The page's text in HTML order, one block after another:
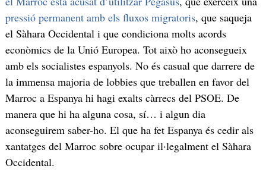
pressió permanent amb els fluxos migratoris, que saqueja
el Sàhara Occidental i que condiciona molts acords
econòmics de la Unió Europea. Tot això ho aconsegueix
amb els socialistes espanyols. No és casual que darrere de
la immensa majoria de lobbies que treballen en favor del
Marroc a Espanya hi hagi exalts càrrecs del PSOE. De
manera que hi ha alguna cosa, sí… i algun dia
aconseguirem saber-ho. El que ha fet Espanya és cedir als
xantatges del Marroc sobre ocupar il·legalment el Sàhara
Occidental.